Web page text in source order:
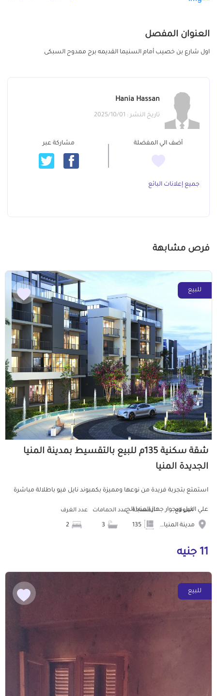
العنوان المفصل
اول شارع بن خصيب أمام السنيما القديمه برج ممدوح السبكى
Hania Hassan
تاريخ النشر : 2025/10/01
أضف الي المفضلة مشاركة عبر
جميع إعلانات البائع
فرص مشابهة
للبيع
شقة سكنية 135م للبيع بالتقسيط بمدينة المنيا
الجديدة المنيا
استمتع بتجربة فريدة من نوعها ومميزة بكمبوند نايل فيو باطلالة مباشرة
علي النيل وبجوار جهاز المنيا الج...
الموقع
مدينة المنيا الجديدة
المساحة عدد الحمامات عدد الغرف
11 جنيه
للبيع